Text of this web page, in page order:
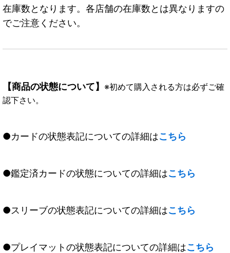
在庫数となります。各店舗の在庫数とは異なりますの
でご注意ください。
【商品の状態について】 ※初めて購入される方は必ずご確
認下さい。
●カードの状態表記についての詳細はこちら
●鑑定済カードの状態についての詳細はこちら
●スリーブの状態表記についての詳細はこちら
●プレイマットの状態表記についての詳細はこちら